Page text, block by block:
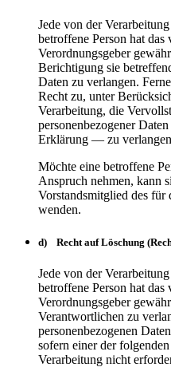
Jede von der
betroffene Person hat
Verordnungsgeber
Berichtigung sie
Daten zu verlangen.
Recht zu, unter
Verarbeitung, die
personenbezogener
Erklärung — zu
Möchte eine betroffene
Anspruch nehmen, kann
Vorstandsmitglied des
wenden.
d) Recht auf Löschung
Jede von der
betroffene Person hat
Verordnungsgeber
Verantwortlichen zu
personenbezogenen
sofern einer der
Verarbeitung nicht